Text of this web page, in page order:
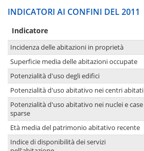
INDICATORI AI CONFINI DEL 2011
Indicatore
Incidenza delle abitazioni in proprietà
Superficie media delle abitazioni occupate
Potenzialità d'uso degli edifici
Potenzialità d'uso abitativo nei centri abitati
Potenzialità d'uso abitativo nei nuclei e case
sparse
Età media del patrimonio abitativo recente
Indice di disponibilità dei servizi